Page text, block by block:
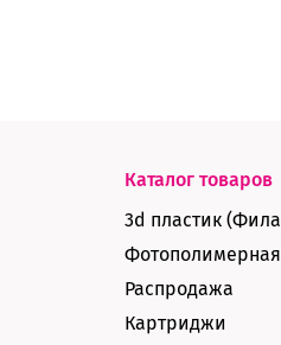
Каталог товаров
3d пластик
Распродажа
Картриджи